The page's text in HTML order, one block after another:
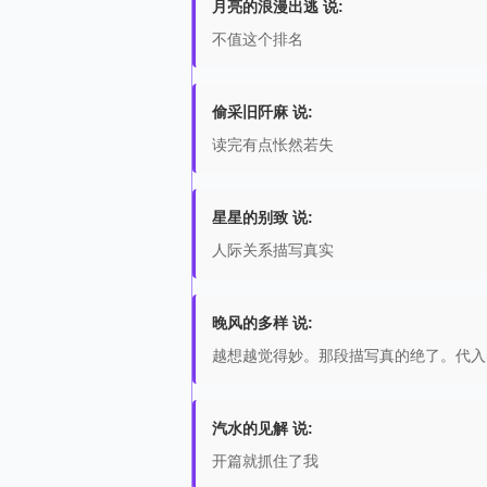
月亮的浪漫出逃 说:
不值这个排名
偷采旧阡麻 说:
读完有点怅然若失
星星的别致 说:
人际关系描写真实
晚风的多样 说:
越想越觉得妙。那段描写真的绝了。代
汽水的见解 说:
开篇就抓住了我